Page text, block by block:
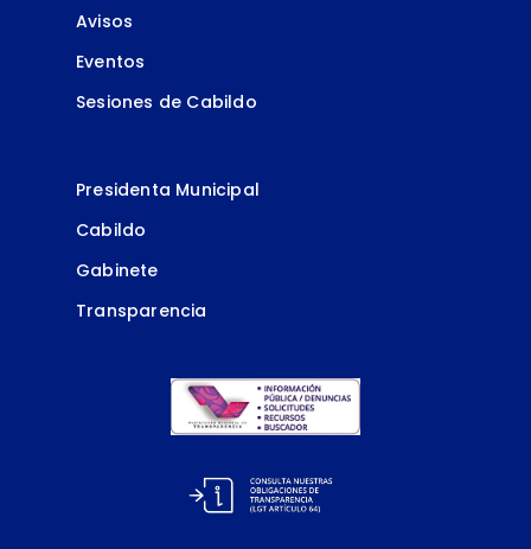
Avisos
Eventos
Sesiones de Cabildo
Presidenta Municipal
Cabildo
Gabinete
Transparencia